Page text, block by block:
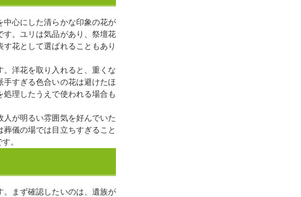
心にした清らかな印象の花が
。ユリは気品があり、祭壇花
花として選ばれることもあり
洋花を取り入れると、重くな
すぎる色合いの花は避けたほ
理したうえで使われる場合も
が明るい雰囲気を好んでいた
儀の場では目立ちすぎること
。
まず確認したいのは、遺族が